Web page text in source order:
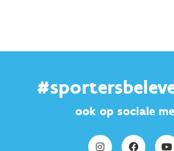
ook op sociale